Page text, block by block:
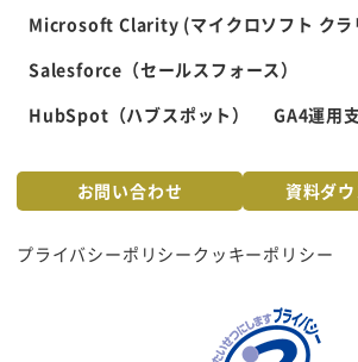
お問い合わせ 資料ダ
プライバシーポリシークッキーポリシー
Microsoft Clarity (マイクロソフト クラ
Salesforce（セールスフォース）
HubSpot（ハブスポット）
GA4運用